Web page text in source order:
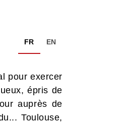
FR EN
pour exercer
épris de
auprès de
Toulouse,